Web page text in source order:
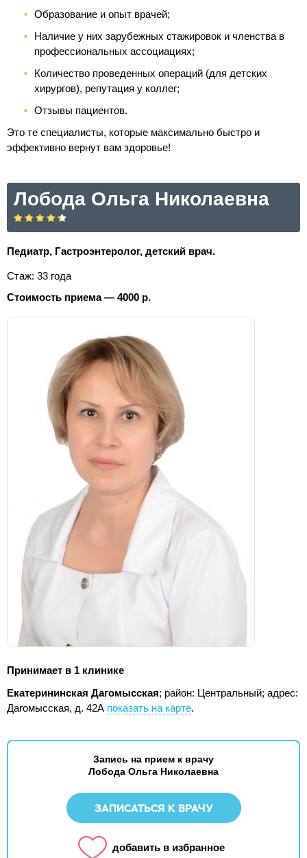
Образование и опыт врачей;
Наличие у них зарубежных стажировок и членства в
профессиональных ассоциациях;
Количество проведенных операций (для детских
хирургов), репутация у коллег;
Отзывы пациентов.
Это те специалисты, которые максимально быстро и
эффективно вернут вам здоровье!
Лобода Ольга Николаевна
Педиатр, Гастроэнтеролог, детский врач.
Стаж: 33 года
Стоимость приема — 4000 р.
Принимает в 1 клинике
Екатерининская Дагомысская; район: Центральный; адрес:
Дагомысская, д. 42А показать на карте.
Запись на прием к врачу
Лобода Ольга Николаевна
ЗАПИСАТЬСЯ К ВРАЧУ
добавить в избранное